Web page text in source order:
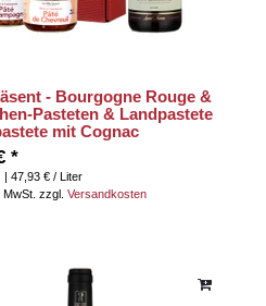
- Bourgogne Rouge &
Pasteten & Landpastete
mit Cognac
*
| 47,93 € / Liter
zzgl.Versandkosten